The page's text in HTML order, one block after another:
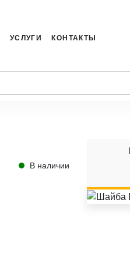
УСЛУГИ КОНТАКТЫ
В наличии